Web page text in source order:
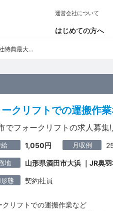
はじめての方へ
運営会社について
万円支給♪
クリフトでの運搬作
でフォークリフトの求人募
1,050円 月収例
地 山形県酒田市大浜 ｜JR奥
形態 契約社員
クリフトでの運搬作業など